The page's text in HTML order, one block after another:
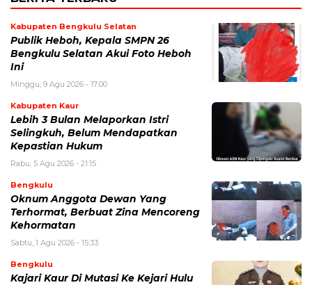
Kabupaten Bengkulu Selatan
Publik Heboh, Kepala SMPN 26
Bengkulu Selatan Akui Foto Heboh
Ini
Minggu, 9 Agu 2026 - 17:00
Kabupaten Kaur
Lebih 3 Bulan Melaporkan Istri
Selingkuh, Belum Mendapatkan
Kepastian Hukum
Rabu, 5 Agu 2026 - 21:15
Bengkulu
Oknum Anggota Dewan Yang
Terhormat, Berbuat Zina Mencoreng
Kehormatan
Sabtu, 1 Agu 2026 - 15:33
Bengkulu
Kajari Kaur Di Mutasi Ke Kejari Hulu